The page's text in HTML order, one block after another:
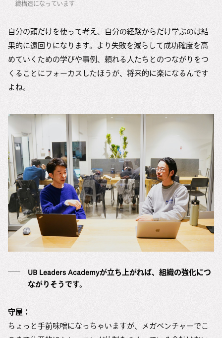
織構造になっています
自分の頭だけを使って考え、自分の経験からだけ学ぶのは結
果的に遠回りになります。より失敗を減らして成功確度を高
めていくための学びや事例、頼れる人たちとのつながりをつ
くることにフォーカスしたほうが、将来的に楽になるんです
よね。
UB Leaders Academyが立ち上がれば、組織の強化につ
ながりそうです。
守屋：
ちょっと手前味噌になっちゃいますが、メガベンチャーでこ